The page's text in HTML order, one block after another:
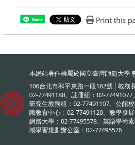
Share Print this
本網站著作權屬於國立臺灣師範大學
106台北市和平東路一段162號 │教務
02-77491188、註冊組：02-77491077
研究生教務組：02-77491107、公館
識教育中心：02-77491120、教學發展
網路大學：02-77495578、英語學術
域學習規劃辦公室：02-77495576